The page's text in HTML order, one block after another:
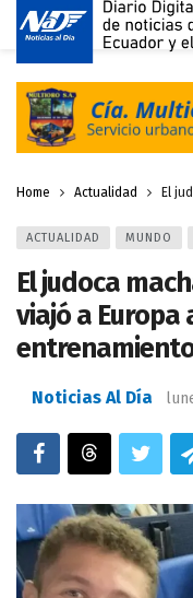
Home Actualidad El
ACTUALIDAD MUNDO
El judoca
viajó a Europa
Noticias Al Día